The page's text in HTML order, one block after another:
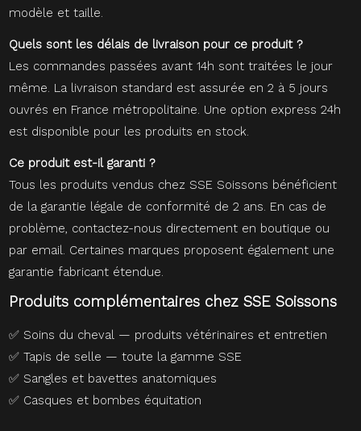
modèle et taille.
Quels sont les délais de livraison pour ce produit ?
Les commandes passées avant 14h sont traitées le jour
même. La livraison standard est assurée en 2 à 5 jours
ouvrés en France métropolitaine. Une option express 24h
est disponible pour les produits en stock.
Ce produit est-il garanti ?
Tous les produits vendus chez SSE Soissons bénéficient
de la garantie légale de conformité de 2 ans. En cas de
problème, contactez-nous directement en boutique ou
par email. Certaines marques proposent également une
garantie fabricant étendue.
Produits complémentaires chez SSE Soissons
✅ Soins du cheval — produits vétérinaires et entretien
✅Tapis de selle — toute la gamme SSE
✅ Sangles et bavettes anatomiques
✅ Casques et bombes équitation